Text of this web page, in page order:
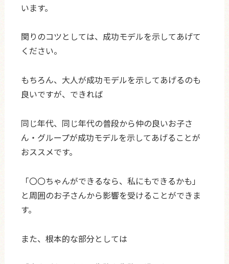
います。
関りのコツとしては、成功モデルを示してあげて
ください。
もちろん、大人が成功モデルを示してあげるのも
良いですが、できれば
同じ年代、同じ年代の普段から仲の良いお子さ
ん・グループが成功モデルを示してあげることが
おススメです。
「〇〇ちゃんができるなら、私にもできるかも」
と周囲のお子さんから影響を受けることができま
す。
また、根本的な部分としては